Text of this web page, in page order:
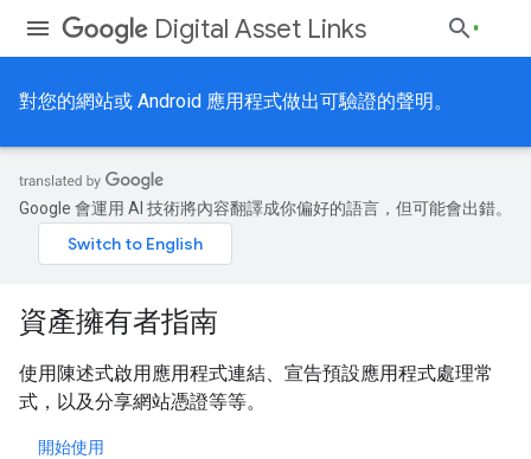
Digital Asset Links
對您的網站或 Android 應用程式做出可驗證的聲明。
Google 會運用 AI 技術將內容翻譯成你偏好的語言，但可能會出錯。
資產擁有者指南
使用陳述式啟用應用程式連結、宣告預設應用程式處理常
式，以及分享網站憑證等等。
開始使用